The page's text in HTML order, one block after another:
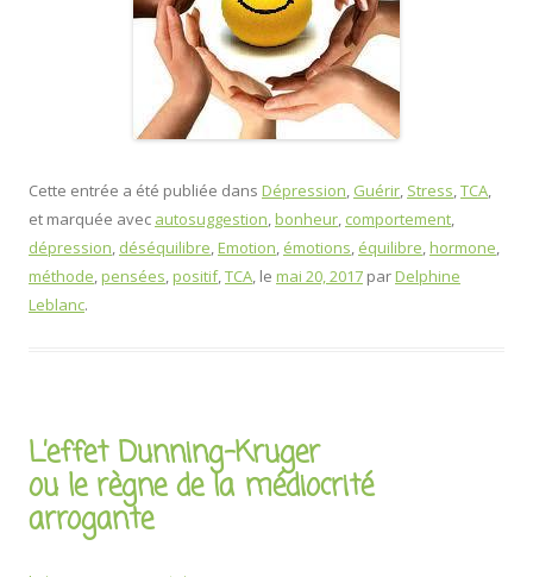
Cette entrée a été publiée dans Dépression, Guérir, Stress,TCA,
et marquée avec autosuggestion,bonheur, comportement,
dépression, déséquilibre,Emotion, émotions, équilibre,hormone,
méthode,pensées,positif,TCA, le mai 20, 2017 parDelphine
Leblanc.
L’effet Dunning-Kruger
ou le règne de la médiocrité
arrogante